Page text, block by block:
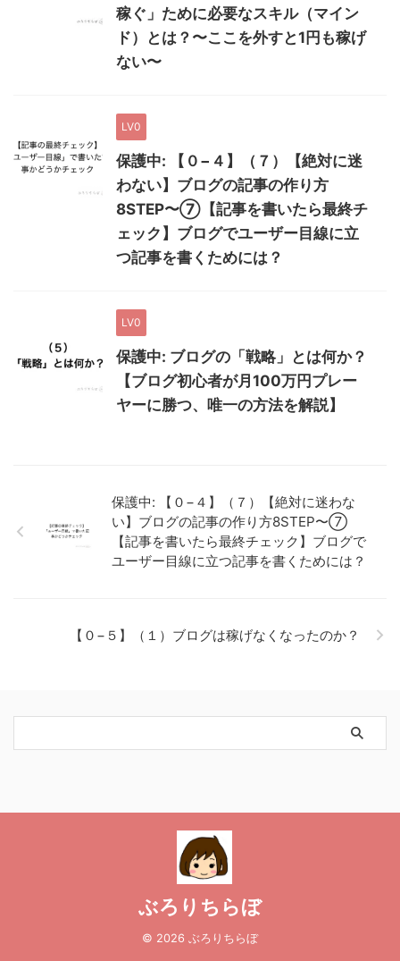
稼ぐ」ために必要なスキル（マイン
ド）とは？〜ここを外すと1円も稼げ
ない〜
LV0
保護中: 【０−４】（７）【絶対に迷
わない】ブログの記事の作り方
8STEP〜⑦【記事を書いたら最終チ
ェック】ブログでユーザー目線に立
つ記事を書くためには？
LV0
保護中: ブログの「戦略」とは何か？
【ブログ初心者が月100万円プレー
ヤーに勝つ、唯一の方法を解説】
保護中: 【０−４】（７）【絶対に迷わな
い】ブログの記事の作り方8STEP〜⑦
【記事を書いたら最終チェック】ブログで
ユーザー目線に立つ記事を書くためには？
【０−５】（１）ブログは稼げなくなったのか？
ぶろりちらぼ
© 2026 ぶろりちらぼ